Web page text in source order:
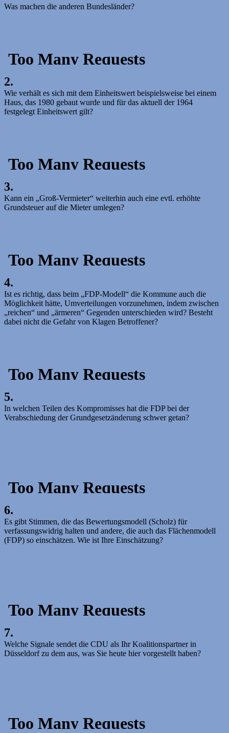
Was machen die anderen Bundesländer?
2.
Wie verhält es sich mit dem Einheitswert beispielsweise bei einem
Haus, das 1980 gebaut wurde und für das aktuell der 1964
festgelegt Einheitswert gilt?
3.
Kann ein „Groß-Vermieter“ weiterhin auch eine evtl. erhöhte
Grundsteuer auf die Mieter umlegen?
4.
Ist es richtig, dass beim „FDP-Modell“ die Kommune auch die
Möglichkeit hätte, Umverteilungen vorzunehmen, indem zwischen
„reichen“ und „ärmeren“ Gegenden unterschieden wird? Besteht
dabei nicht die Gefahr von Klagen Betroffener?
5.
In welchen Teilen des Kompromisses hat die FDP bei der
Verabschiedung der Grundgesetzänderung schwer getan?
6.
Es gibt Stimmen, die das Bewertungsmodell (Scholz) für
verfassungswidrig halten und andere, die auch das Flächenmodell
(FDP) so einschätzen. Wie ist Ihre Einschätzung?
7.
Welche Signale sendet die CDU als Ihr Koalitionspartner in
Düsseldorf zu dem aus, was Sie heute hier vorgestellt haben?